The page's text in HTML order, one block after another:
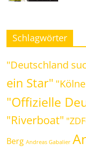
Schlagwörter
"Deutschland
ein Star"
"Offizielle
"Riverboat"
Berg Andreas Gabalier